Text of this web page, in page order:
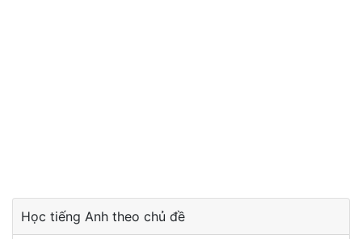
Học tiếng Anh theo chủ đề